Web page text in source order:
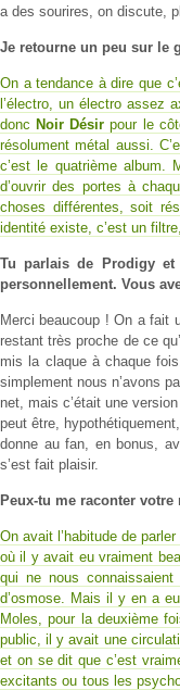
a des sourires, on discute,
Je retourne un peu sur le
On a tendance à dire que
l’électro, un électro assez
donc Noir Désir pour le
résolument métal aussi.
c’est le quatrième album.
d’ouvrir des portes à
choses différentes, soit
identité existe, c’est un
Tu parlais de Prodigy
personnellement. Vous
Merci beaucoup ! On a fait
restant très proche de ce
mis la claque à chaque
simplement nous n’avons
net, mais c’était une
peut être,
donne au fan, en bonus,
s’est fait plaisir.
Peux-tu me raconter
On avait l’habitude de
où il y avait eu vraiment
qui ne nous
d’osmose. Mais il y en a
Moles, pour la deuxième
public, il y avait une
et on se dit que c’est
excitants ou tous les